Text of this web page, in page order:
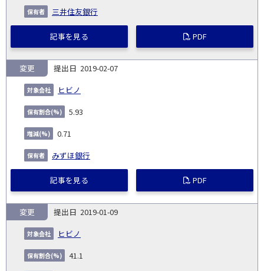
三井住友銀行
記事を見る PDF
2019-02-07
ヒビノ
変更
5.93
0.71
みずほ銀行
記事を見る PDF
2019-01-09
ヒビノ
変更
41.1